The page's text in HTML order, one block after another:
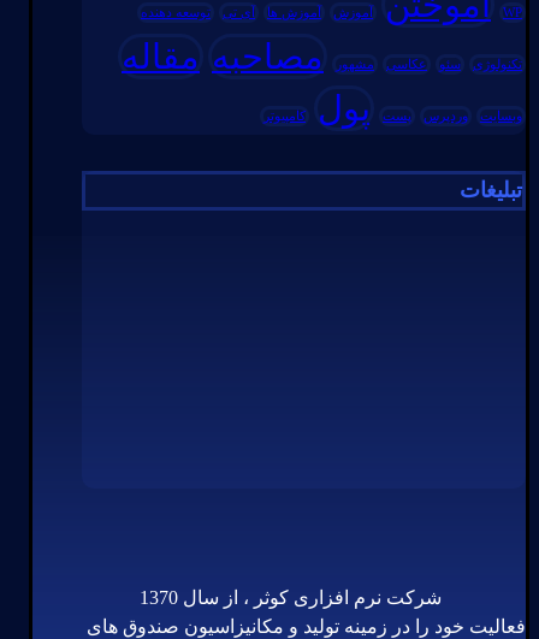
WP آموزش آموزش ها آی تی توسعه دهنده
تکنولوژی سئو عکاسی مشهور مصاحبه مقاله
وبسایت وردپرس پست پول کامپیوتر
تبلیغات
شرکت نرم افزاری کوثر ، از سال 1370
فعالیت خود را در زمینه تولید و مکانیزاسیون صندوق های